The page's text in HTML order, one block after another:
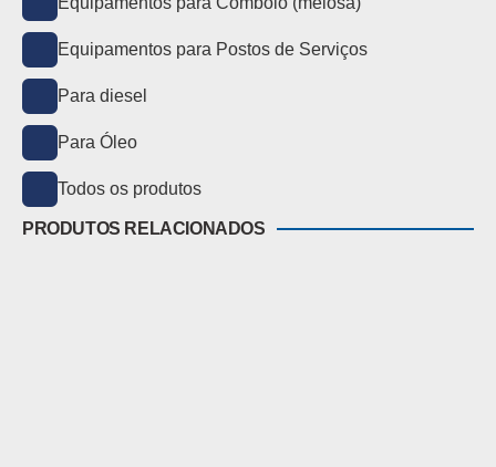
Equipamentos para Postos de Serviços
Para diesel
Para Óleo
Todos os produtos
PRODUTOS RELACIONADOS